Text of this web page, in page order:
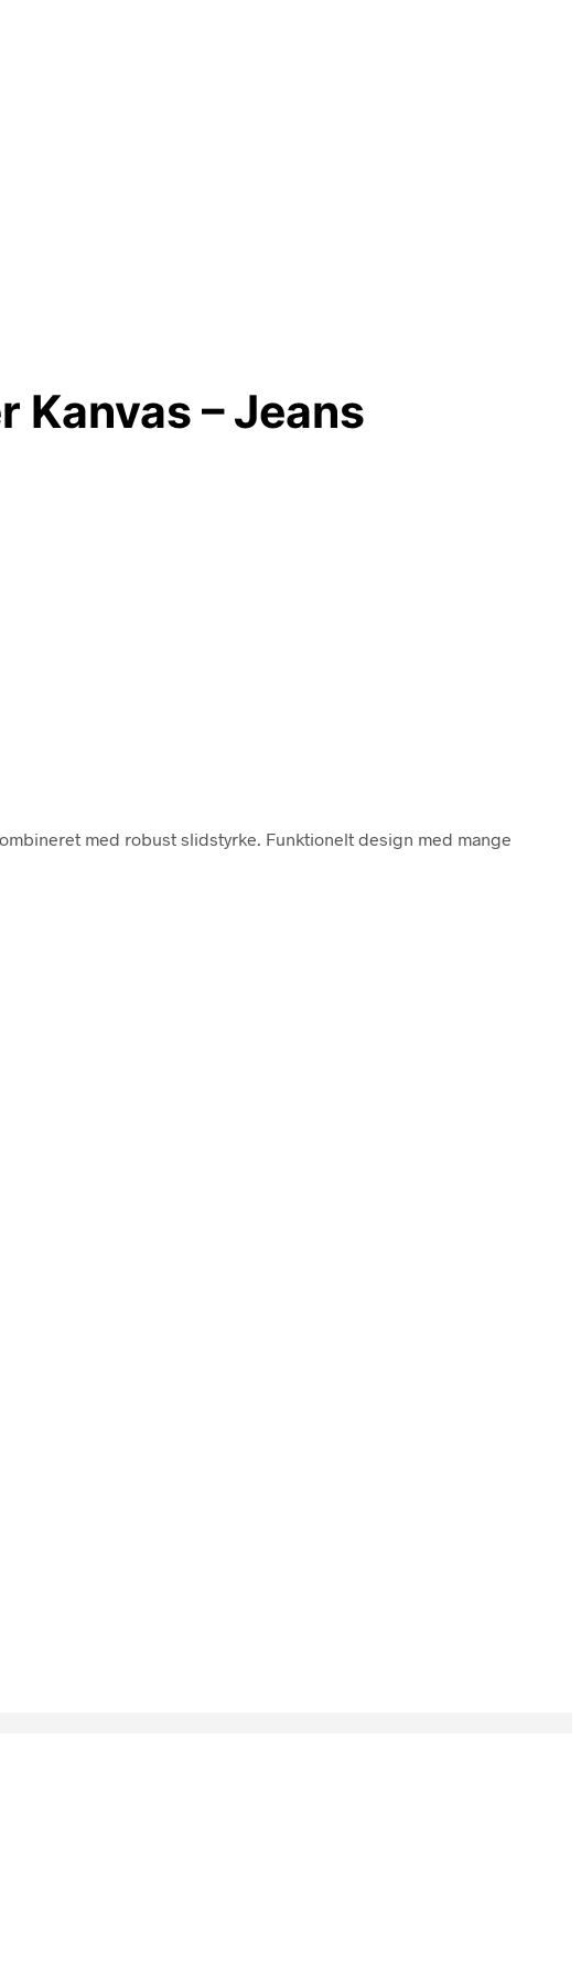
Kanvas – Jeans
med robust slidstyrke. Funktionelt design med mange